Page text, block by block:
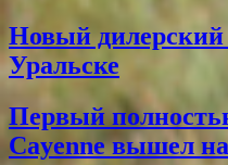
Новый дилерский
Уральске
Первый
Cayenne вышел